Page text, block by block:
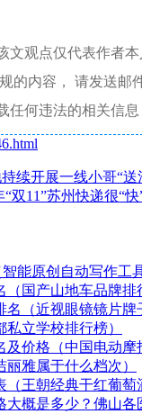
文观点仅代表作者
的内容， 请发送邮
任何违法的相关信
续开展一线小哥“送
双11”苏州快递很“快
能原创自动写作工具
国产山地车品牌排
（近视眼镜镜片牌
立学校排行榜）
价格（中国电动摩
雅属于什么档次）
王朝经典干红葡萄
大概是多少？佛山